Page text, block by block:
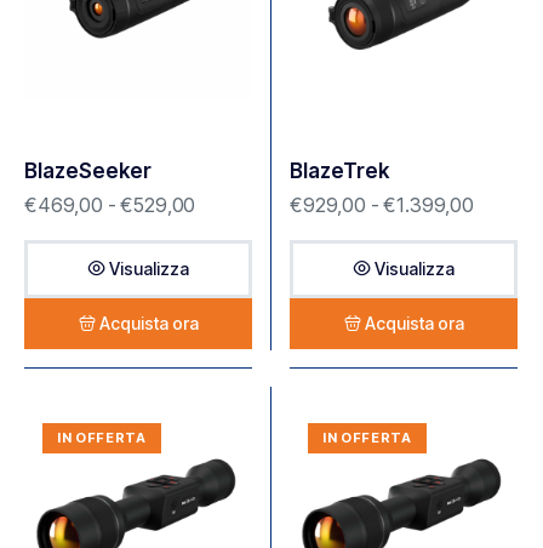
BlazeSeeker
€469,00 - €529,00
Visualizza
Acquista ora
BlazeTrek
€929,00 - €1.399,00
Visualizza
Acquista ora
IN OFFERTA IN OFFERTA